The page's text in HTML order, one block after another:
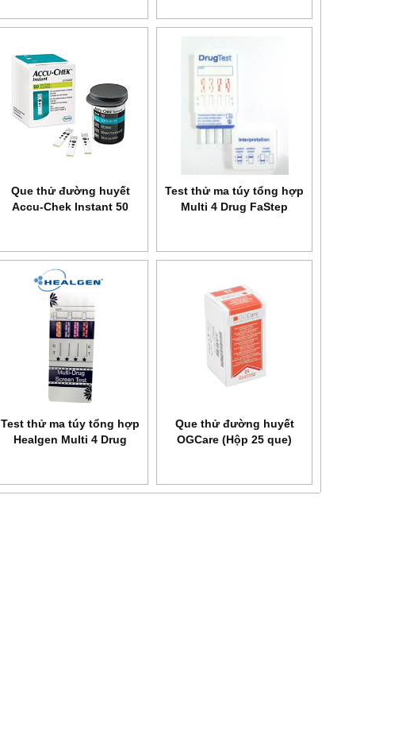
Que thử đường huyết
Accu-Chek Instant 50
Test thử ma túy tổng hợp
Multi 4 Drug FaStep
Test thử ma túy tổng hợp
Healgen Multi 4 Drug
Que thử đường huyết
OGCare (Hộp 25 que)